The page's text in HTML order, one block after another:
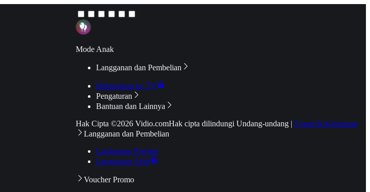
Mode Anak
Langganan dan Pembelian
Hubungkan ke TV
Pengaturan
Bantuan dan Lainnya
Hak Cipta ©2026 Vidio.comHak cipta dilindungi Undang-undang | Syarat & Ketentuan
Langganan dan Pembelian
Langganan Premier
Langganan Aktif
Voucher Promo